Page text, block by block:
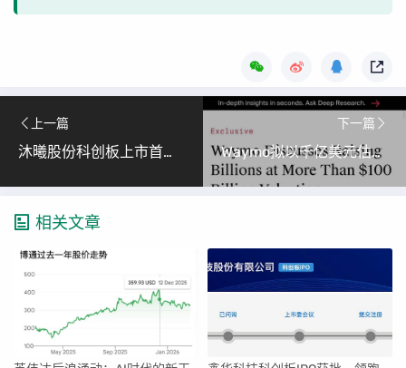
上一篇
沐曦股份科创板上市首日暴涨568% 红杉经纬等机构获巨额回报
下一篇
Waymo拟以千亿美元估值融资，加速全球Robotaxi扩张与特斯拉叫板
相关文章